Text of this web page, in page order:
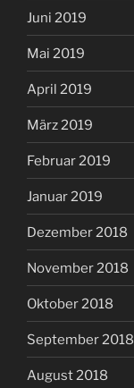
Juni 2019
Mai 2019
April 2019
März 2019
Februar 2019
Januar 2019
Dezember 2018
November 2018
Oktober 2018
September 2018
August 2018